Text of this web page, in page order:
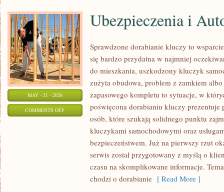
MAY - 21 - 2026
COMMENTS OFFON
UBEZPIECZENIA
AUTOCASCO
Ubezpieczenia i
Sprawdzone dorabianie kluczy to
się bardzo przydatna w najmniej
do mieszkania, uszkodzony kluczyk
zużyta obudowa, problem z zamkiem
zapasowego kompletu to sytuacje, w
poświęcona dorabianiu kluczy prezentuje
osób, które szukają solidnego punktu
kluczykami samochodowymi oraz
bezpieczeństwem. Już na pierwszy rzut
serwis został przygotowany z myślą o
czasu na skomplikowane informacje.
chodzi o dorabianie [ Read More ]